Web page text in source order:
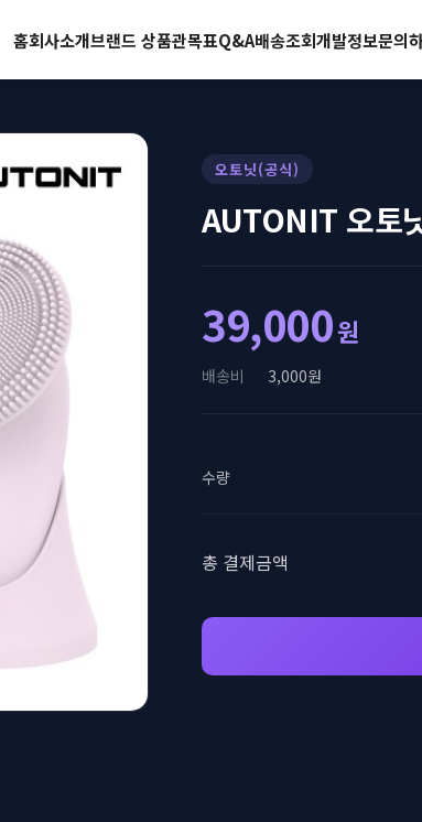
홈회사소개브랜드 상품관목표Q&A배송조회개발정보문의
오토닛(공식)
AUTONIT 오토
39,000원
배송비 3,000원
수량
총 결제금액